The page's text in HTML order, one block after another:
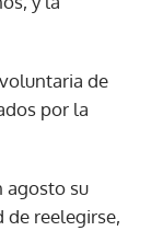
de
por la
agosto su
de reelegirse,